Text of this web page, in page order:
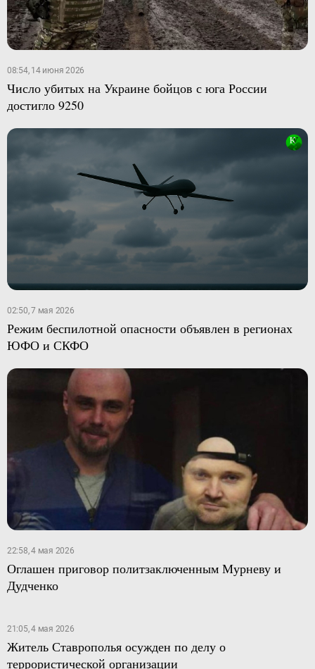
08:54, 14 июня 2026
Число убитых на Украине бойцов с юга России
достигло 9250
02:50, 7 мая 2026
Режим беспилотной опасности объявлен в регионах
ЮФО и СКФО
22:58, 4 мая 2026
Оглашен приговор политзаключенным Мурневу и
Дудченко
21:05, 4 мая 2026
Житель Ставрополья осужден по делу о
террористической организации